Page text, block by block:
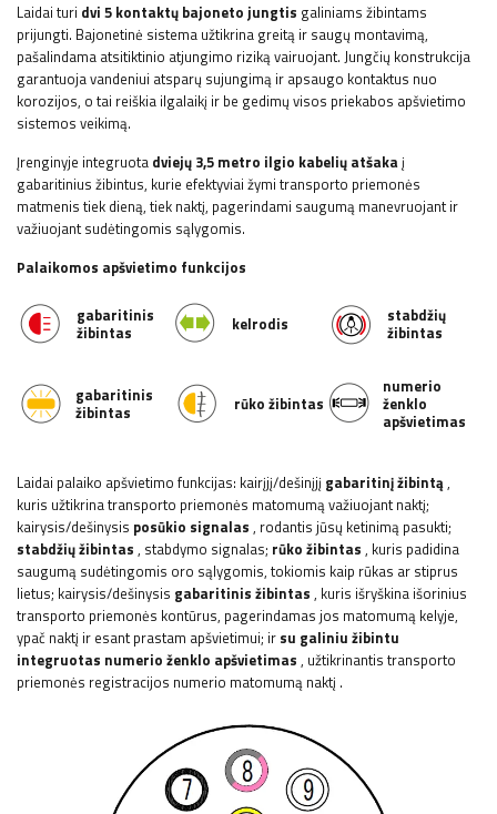
Laidai turi dvi 5 kontaktų bajoneto jungtis galiniams žibintams
prijungti. Bajonetinė sistema užtikrina greitą ir saugų montavimą,
pašalindama atsitiktinio atjungimo riziką vairuojant. Jungčių konstrukcija
garantuoja vandeniui atsparų sujungimą ir apsaugo kontaktus nuo
korozijos, o tai reiškia ilgalaikį ir be gedimų visos priekabos apšvietimo
sistemos veikimą.
Įrenginyje integruota dviejų 3,5 metro ilgio kabelių atšakaį
gabaritinius žibintus, kurie efektyviai žymi transporto priemonės
matmenis tiek dieną, tiek naktį, pagerindami saugumą manevruojant ir
važiuojant sudėtingomis sąlygomis.
Palaikomos apšvietimo funkcijos
gabaritinis
žibintas
kelrodis
stabdžių
žibintas
gabaritinis
žibintas
rūko žibintas
numerio
ženklo
apšvietimas
Laidai palaiko apšvietimo funkcijas: kairįjį/dešinįjį gabaritinį žibintą,
kuris užtikrina transporto priemonės matomumą važiuojant naktį;
kairysis/dešinysis posūkio signalas , rodantis jūsų ketinimą pasukti;
stabdžių žibintas , stabdymo signalas; rūko žibintas , kuris padidina
saugumą sudėtingomis oro sąlygomis, tokiomis kaip rūkas ar stiprus
lietus; kairysis/dešinysis gabaritinis žibintas , kuris išryškina išorinius
transporto priemonės kontūrus, pagerindamas jos matomumą kelyje,
ypač naktį ir esant prastam apšvietimui; ir su galiniu žibintu
integruotas numerio ženklo apšvietimas , užtikrinantis transporto
priemonės registracijos numerio matomumą naktį .